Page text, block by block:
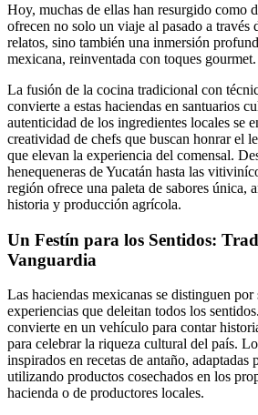
Hoy, muchas de ellas han resurgido como
ofrecen no solo un viaje al pasado a través
relatos, sino también una inmersión
mexicana, reinventada con toques gourmet.
La fusión de la cocina tradicional con
convierte a estas haciendas en santuarios
autenticidad de los ingredientes locales se
creatividad de chefs que buscan honrar el
que elevan la experiencia del comensal.
henequeneras de Yucatán hasta las
región ofrece una paleta de sabores única,
historia y producción agrícola.
Un Festín para los Sentidos:
Vanguardia
Las haciendas mexicanas se distinguen
experiencias que deleitan todos los
convierte en un vehículo para contar
para celebrar la riqueza cultural del país.
inspirados en recetas de antaño, adaptadas
utilizando productos cosechados en los
hacienda o de productores locales.